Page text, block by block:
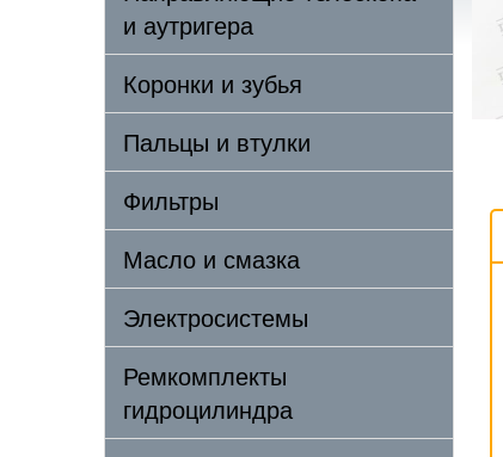
и аутригера
Коронки и зубья
Пальцы и втулки
Фильтры
Масло и смазка
Электросистемы
Ремкомплекты
гидроцилиндра